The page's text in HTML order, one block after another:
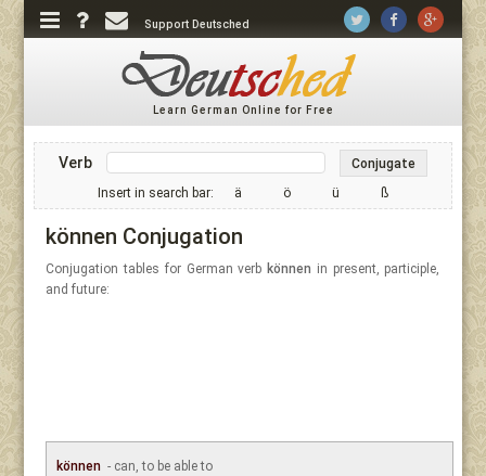
Support Deutsched
Learn German Online for Free
Verb
Conjugate
Insert in search bar:
ä ö ü ß
können Conjugation
Conjugation tables for German verb können in present, participle,
and future:
können - can, to be able to